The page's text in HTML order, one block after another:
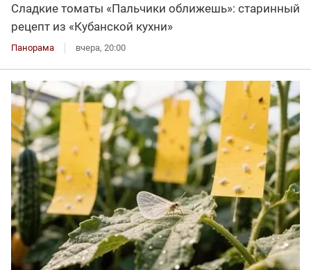
Сладкие томаты «Пальчики оближешь»: старинный
рецепт из «Кубанской кухни»
Панорама вчера, 20:00